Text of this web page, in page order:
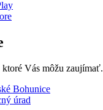
Vás môžu zaujímať.
Bohunice
úrad